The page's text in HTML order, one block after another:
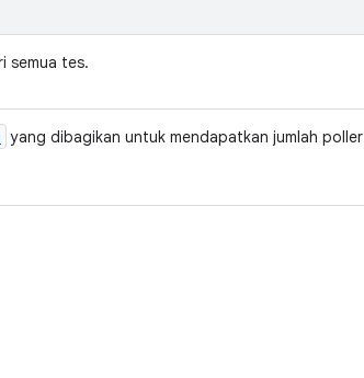
semua tes.
yang dibagikan untuk mendapatkan jumlah poller